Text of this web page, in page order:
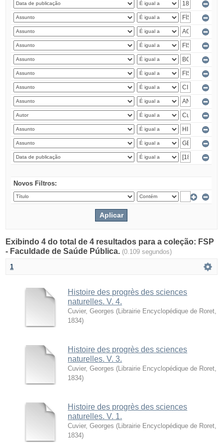
Novos Filtros:
Exibindo 4 do total de 4 resultados para a coleção: FSP
- Faculdade de Saúde Pública. (0.109 segundos)
1
Histoire des progrès des sciences
naturelles. V. 4.
Cuvier, Georges ( Librairie Encyclopédique de Roret
1834)
Histoire des progrès des sciences
naturelles. V. 3.
Cuvier, Georges ( Librairie Encyclopédique de Roret
1834)
Histoire des progrès des sciences
naturelles. V. 1.
Cuvier, Georges ( Librairie Encyclopédique de Roret
1834)